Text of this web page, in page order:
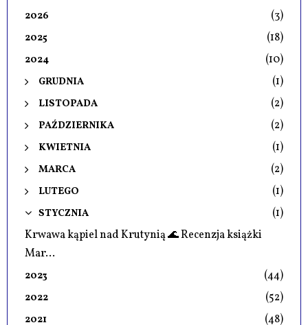
2026 (3)
2025 (18)
2024 (10)
GRUDNIA (1)
LISTOPADA (2)
PAŹDZIERNIKA (2)
KWIETNIA (1)
MARCA (2)
LUTEGO (1)
STYCZNIA
(1)
Krwawa kąpiel nad Krutynią 🌊 Recenzja książki
Mar...
2023 (44)
2022 (52)
2021 (48)